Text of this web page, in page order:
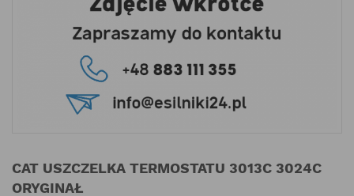
CAT USZCZELKA TERMOSTATU 3013C 3024C
ORYGINAŁ